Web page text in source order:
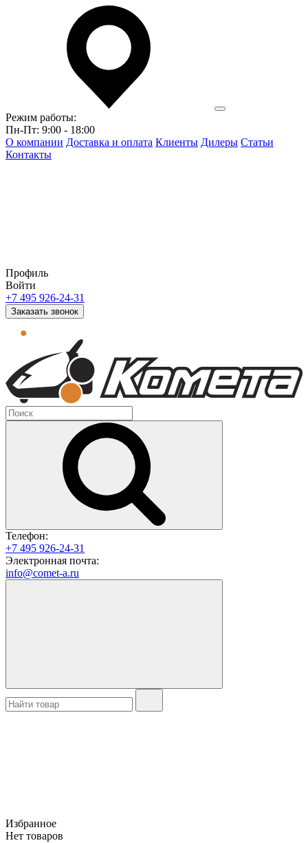
Режим работы:
Пн-Пт: 9:00 - 18:00
О компании Доставка и оплата Клиенты Дилеры Статьи
Контакты
Профиль
Войти
+7 495 926-24-31
Заказать звонок
Телефон:
+7 495 926-24-31
Электронная почта:
info@comet-a.ru
Избранное
Нет товаров